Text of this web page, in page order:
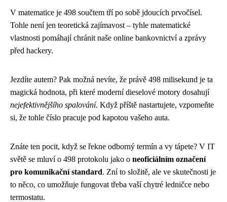
V matematice je 498 součtem tří po sobě jdoucích prvočísel.
Tohle není jen teoretická zajímavost – tyhle matematické
vlastnosti pomáhají chránit naše online bankovnictví a zprávy
před hackery.
Jezdíte autem? Pak možná nevíte, že právě 498 milisekund je ta
magická hodnota, při které moderní dieselové motory dosahují
nejefektivnějšího spalování. Když příště nastartujete, vzpomeňte
si, že tohle číslo pracuje pod kapotou vašeho auta.
Znáte ten pocit, když se řekne odborný termín a vy tápete? V IT
světě se mluví o 498 protokolu jako o neoficiálním označení
pro komunikační standard. Zní to složitě, ale ve skutečnosti je
to něco, co umožňuje fungovat třeba vaší chytré ledničce nebo
termostatu.